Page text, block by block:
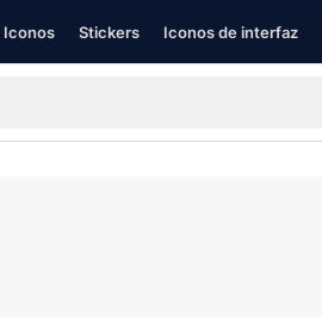
Iconos Stickers Iconos de interfaz